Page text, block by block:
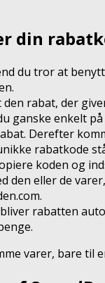
din
du tror at
rabat, der
ganske enkelt på
Derefter
rabatkode
koden og
den eller de
rabatten
varer, bare til